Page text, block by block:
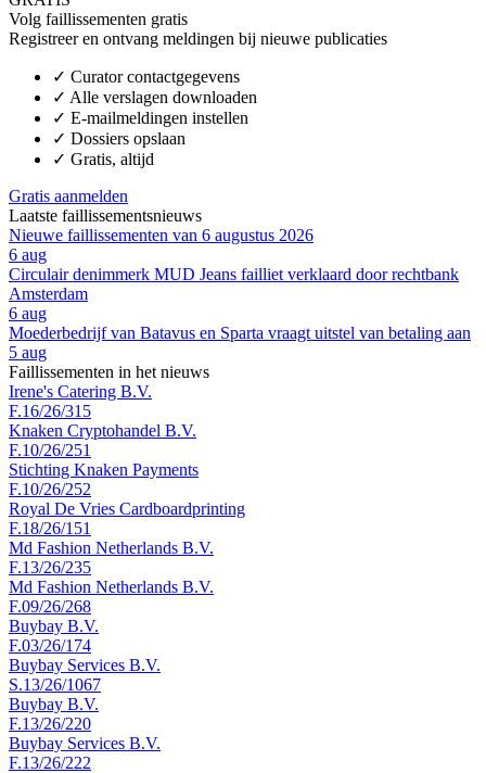
Volg faillissementen gratis
Registreer en ontvang meldingen bij nieuwe publicaties
✓ Curator contactgegevens
✓ Alle verslagen downloaden
✓ E-mailmeldingen instellen
✓ Dossiers opslaan
✓ Gratis, altijd
Gratis aanmelden
Laatste faillissementsnieuws
Nieuwe faillissementen van 6 augustus 2026
6 aug
Circulair denimmerk MUD Jeans failliet verklaard door rechtbank
Amsterdam
6 aug
Moederbedrijf van Batavus en Sparta vraagt uitstel van betaling aan
5 aug
Faillissementen in het nieuws
Irene's Catering B.V.
F.16/26/315
Knaken Cryptohandel B.V.
F.10/26/251
Stichting Knaken Payments
F.10/26/252
Royal De Vries Cardboardprinting
F.18/26/151
Md Fashion Netherlands B.V.
F.13/26/235
Md Fashion Netherlands B.V.
F.09/26/268
Buybay B.V.
F.03/26/174
Buybay Services B.V.
S.13/26/1067
Buybay B.V.
F.13/26/220
Buybay Services B.V.
F.13/26/222